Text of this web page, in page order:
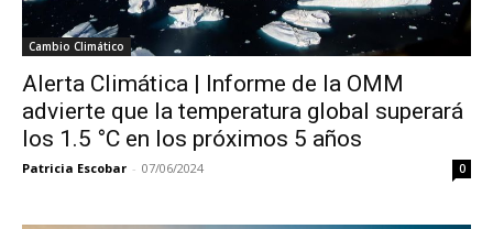
Cambio Climático
Alerta Climática | Informe de la OMM
advierte que la temperatura global superará
los 1.5 °C en los próximos 5 años
Patricia Escobar - 07/06/2024 0